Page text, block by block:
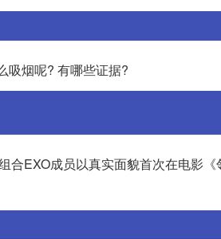
吸烟呢? 有哪些证据?
合EXO成员以真实面貌首次在电影《